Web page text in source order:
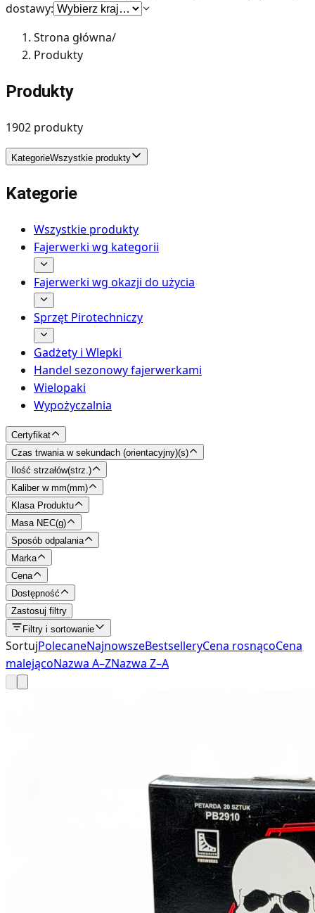
dostawy:
Strona główna/
Produkty
Produkty
1902 produkty
KategorieWszystkie produkty
Kategorie
Wszystkie produkty
Fajerwerki wg kategorii
Fajerwerki wg okazji do użycia
Sprzęt Pirotechniczy
Gadżety i Wlepki
Handel sezonowy fajerwerkami
Wielopaki
Wypożyczalnia
Certyfikat
Czas trwania w sekundach (orientacyjny)(s)
Ilość strzałów(strz. )
Kaliber w mm(mm)
Klasa Produktu
Masa NEC(g)
Sposób odpalania
Marka
Cena
Dostępność
Zastosuj filtry
Filtry i sortowanie
SortujPolecaneNajnowszeBestselleryCena rosnącoCena
malejącoNazwa A–ZNazwa Z–A